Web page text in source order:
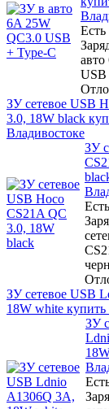
USB
ЗУ сетевое USB
3.0, 18W black
Владивостоке
ЗУ
ЗУ сетевое USB
18W white
ЗУ